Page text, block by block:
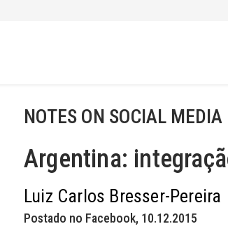
NOTES ON SOCIAL MEDIA
Argentina:
Luiz Carlos Bresser-Pereira
Postado no Facebook, 10.12.2015